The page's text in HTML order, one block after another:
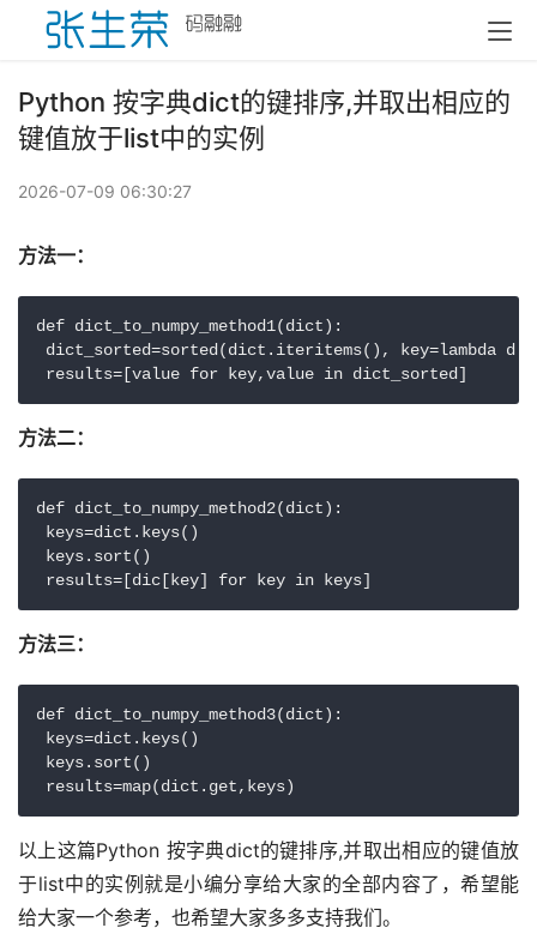
Python 按字典dict的键排序,并取出相应的
键值放于list中的实例
2026-07-09 06:30:27
方法一：
def dict_to_numpy_method1(dict):
dict_sorted=sorted(dict.iteritems(), key=lambda
results=[value for key,value in dict_sorted]
方法二：
def dict_to_numpy_method2(dict):
keys=dict.keys()
keys.sort()
results=[dic[key] for key in keys]
方法三：
def dict_to_numpy_method3(dict):
keys=dict.keys()
keys.sort()
results=map(dict.get,keys)
以上这篇Python 按字典dict的键排序,并取出相应的键值放
于list中的实例就是小编分享给大家的全部内容了，希望能
给大家一个参考，也希望大家多多支持我们。